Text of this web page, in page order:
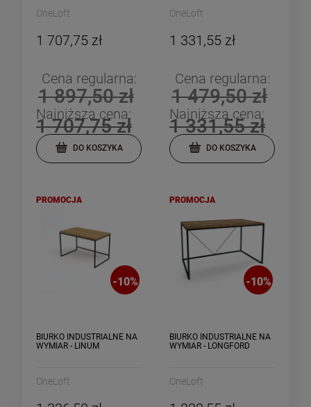
OneLoft
1 707,75 zł
Cena regularna:
1 897,50 zł
Najniższa cena:
1 707,75 zł
DO KOSZYKA
OneLoft
1 331,55 zł
Cena regularna:
1 479,50 zł
Najniższa cena:
1 331,55 zł
DO KOSZYKA
-10%
BIURKO INDUSTRIALNE NA
WYMIAR - LINUM
OneLoft
PROMOCJA
-10%
BIURKO INDUSTRIALNE NA
WYMIAR - LONGFORD
OneLoft
PROMOCJA